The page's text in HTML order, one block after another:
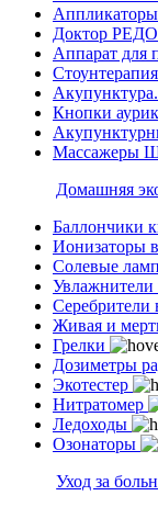
Доктор
Аппарат для
Кнопки
Массажеры
Домашняя
Баллончики
Ионизаторы
Солевые
Увлажнители
Серебрители
Живая и
Грелки
Дозиметры
Экотестер
Нитратомер
Ледоходы
Озонаторы
Уход за